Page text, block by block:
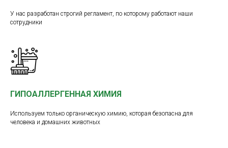
У нас разработан строгий регламент, по которому работают наши
сотрудники
ГИПОАЛЛЕРГЕННАЯ ХИМИЯ
Используем только органическую химию, которая безопасна для
человека и домашних животных